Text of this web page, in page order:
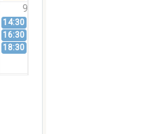
9
14:30
16:30
18:30